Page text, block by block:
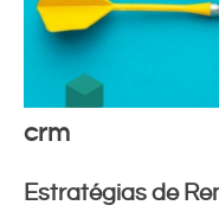
crm
Estratégias de